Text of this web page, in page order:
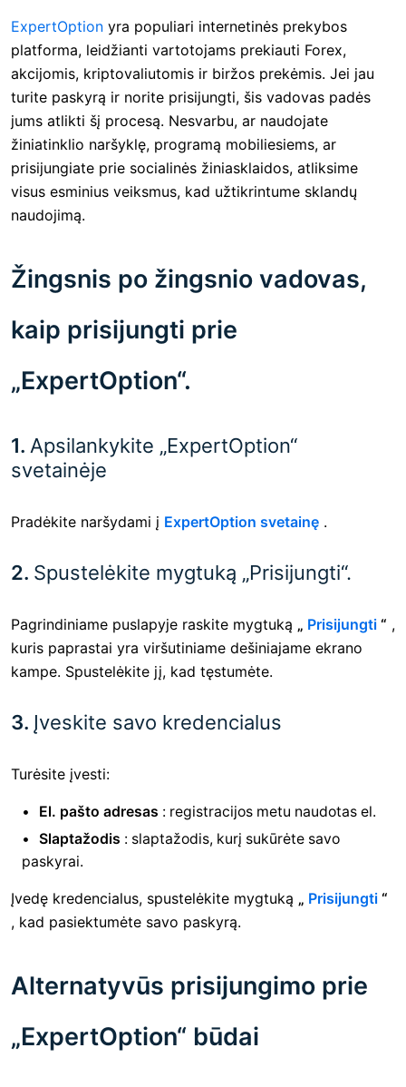
ExpertOption yra populiari internetinės prekybos
platforma, leidžianti vartotojams prekiauti Forex,
akcijomis, kriptovaliutomis ir biržos prekėmis. Jei jau
turite paskyrą ir norite prisijungti, šis vadovas padės
jums atlikti šį procesą. Nesvarbu, ar naudojate
žiniatinklio naršyklę, programą mobiliesiems, ar
prisijungiate prie socialinės žiniasklaidos, atliksime
visus esminius veiksmus, kad užtikrintume sklandų
naudojimą.
Žingsnis po žingsnio vadovas,
kaip prisijungti prie
„ExpertOption“.
1. Apsilankykite „ExpertOption“
svetainėje
Pradėkite naršydami į ExpertOption svetainę .
2. Spustelėkite mygtuką „Prisijungti“.
Pagrindiniame puslapyje raskite mygtuką „ Prisijungti “ ,
kuris paprastai yra viršutiniame dešiniajame ekrano
kampe. Spustelėkite jį, kad tęstumėte.
3. Įveskite savo kredencialus
Turėsite įvesti:
El. pašto adresas : registracijos metu naudotas el.
Slaptažodis : slaptažodis, kurį sukūrėte savo
paskyrai.
Įvedę kredencialus, spustelėkite mygtuką „ Prisijungti “
, kad pasiektumėte savo paskyrą.
Alternatyvūs prisijungimo prie
„ExpertOption“ būdai